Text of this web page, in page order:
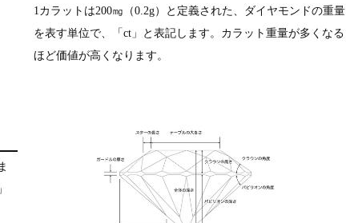
1カラットは200㎎（0.2g）と定義された、ダイヤモンドの重量
を表す単位で、「ct」と表記します。カラット重量が多くなる
ほど価値が高くなります。